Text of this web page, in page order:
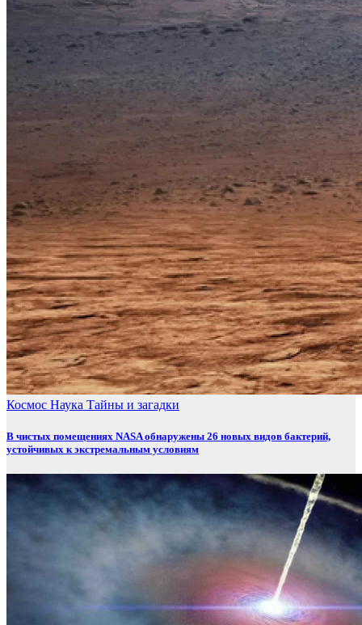
Космос Наука Тайны и загадки
В чистых помещениях NASA обнаружены 26 новых видов бактерий,
устойчивых к экстремальным условиям